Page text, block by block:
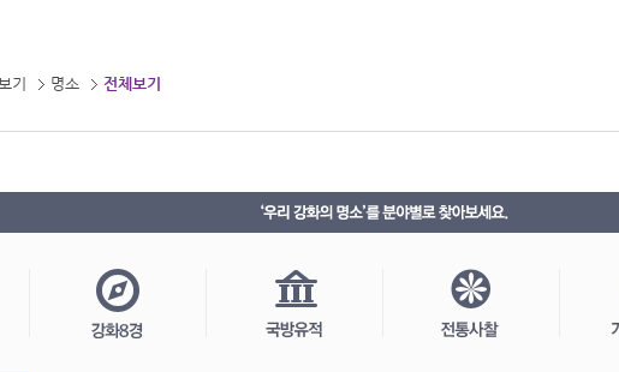
기 명소 전체보기